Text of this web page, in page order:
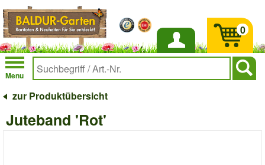
Anmelden
Menu
0
zur Produktübersicht
Juteband 'Rot'